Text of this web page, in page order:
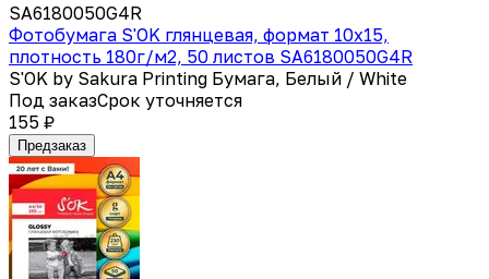
SA6180050G4R
Фотобумага S'OK глянцевая, формат 10x15,
плотность 180г/м2, 50 листов SA6180050G4R
S'OK by Sakura Printing Бумага, Белый / White
Под заказСрок уточняется
155 ₽
Предзаказ